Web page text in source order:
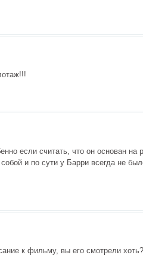
если считать, что он основан
и по сути у Барри всегда не
к фильму, вы его смотрели хоть?